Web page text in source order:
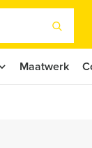
Maatwerk